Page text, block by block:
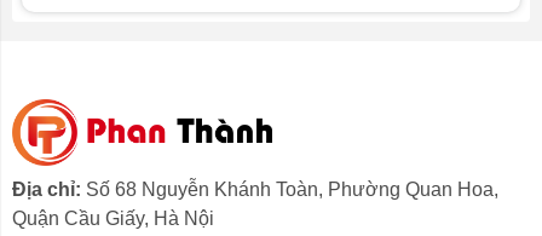
Địa chỉ: Số 68 Nguyễn Khánh Toàn, Phường Quan Hoa,
Quận Cầu Giấy, Hà Nội